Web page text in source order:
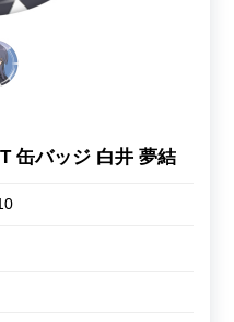
缶バッジ 白井 夢結